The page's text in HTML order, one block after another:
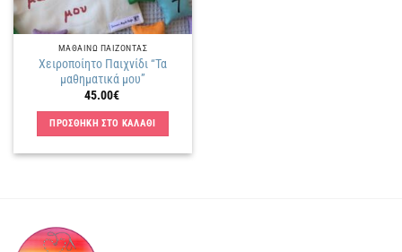
ΜΑΘΑΙΝΩ ΠΑΙΖΟΝΤΑΣ
Χειροποίητο Παιχνίδι “Τα
μαθηματικά μου”
45.00€
ΠΡΟΣΘΗΚΗ ΣΤΟ ΚΑΛΑΘΙ